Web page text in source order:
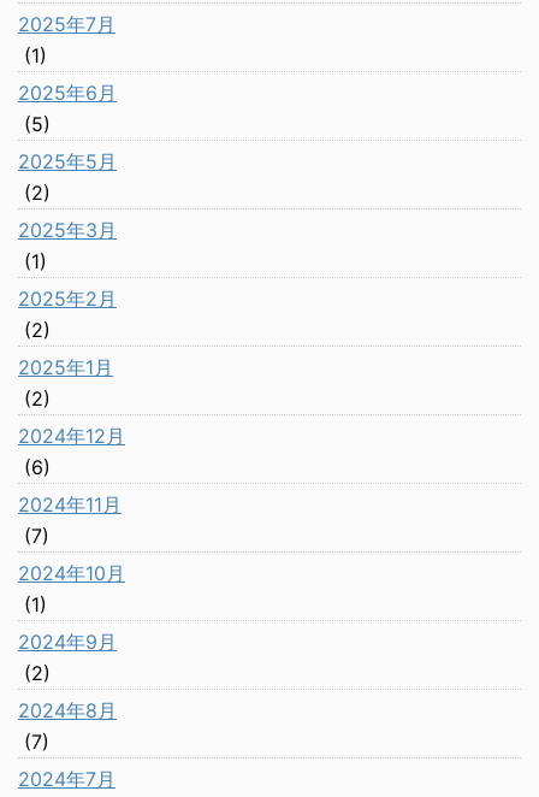
2025年7月
(1)
2025年6月
(5)
2025年5月
(2)
2025年3月
(1)
2025年2月
(2)
2025年1月
(2)
2024年12月
(6)
2024年11月
(7)
2024年10月
(1)
2024年9月
(2)
2024年8月
(7)
2024年7月